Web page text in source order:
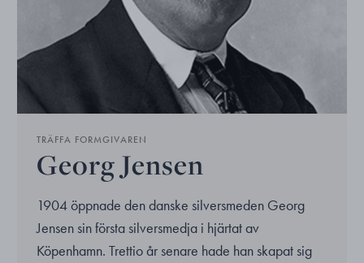
TRÄFFA FORMGIVAREN
Georg Jensen
1904 öppnade den danske silversmeden Georg
Jensen sin första silversmedja i hjärtat av
Köpenhamn. Trettio år senare hade han skapat sig